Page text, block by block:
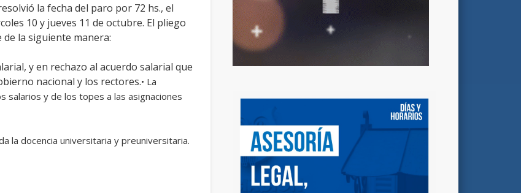
la fecha del paro por 72 hs., el
10 y jueves 11 de octubre. El pliego
la siguiente manera:
y en rechazo al acuerdo salarial que
nacional y los rectores.• La
salarios y de los topes a las asignaciones
la docencia universitaria y preuniversitaria.